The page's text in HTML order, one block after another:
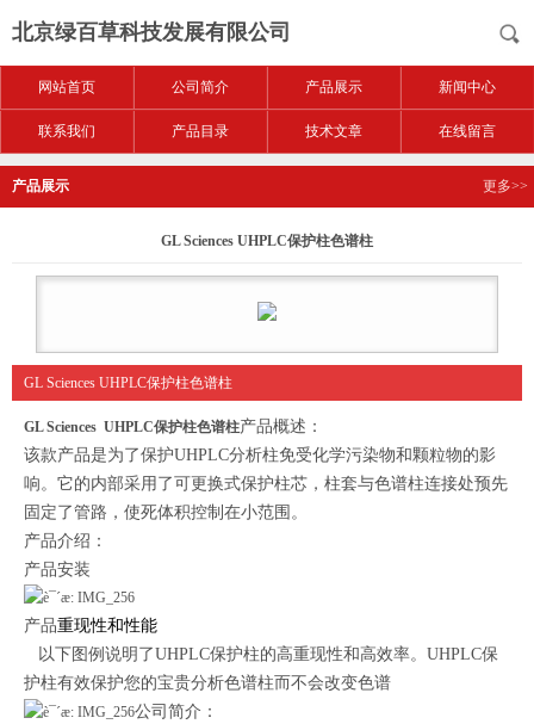
北京绿百草科技发展有限公司
网站首页 公司简介 产品展示 新闻中心
联系我们 产品目录 技术文章 在线留言
产品展示 更多>>
GL Sciences UHPLC保护柱色谱柱
GL Sciences UHPLC保护柱色谱柱
GL Sciences UHPLC保护柱色谱柱产品概述：
该款产品是为了保护UHPLC分析柱免受化学污染物和颗粒物的影
响。它的内部采用了可更换式保护柱芯，柱套与色谱柱连接处预先
固定了管路，使死体积控制在小范围。
产品介绍：
产品安装
产品重现性和性能
以下图例说明了UHPLC保护柱的高重现性和高效率。UHPLC保
护柱有效保护您的宝贵分析色谱柱而不会改变色谱
公司简介：